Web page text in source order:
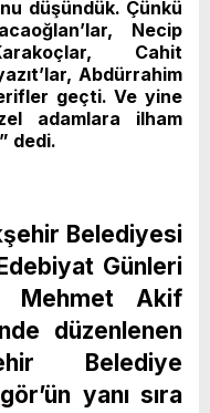
düşündük. Çünkü
Necip
Cahit
Abdürrahim
geçti. Ve yine
adamlara ilham
dedi.
Belediyesi
Günleri
Mehmet Akif
düzenlenen
Belediye
yanı sıra